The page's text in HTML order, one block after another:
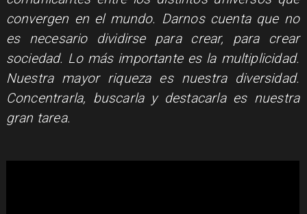
convergen en el mundo. Darnos cuenta que no
es necesario dividirse para crear, para crear
sociedad. Lo más importante es la multiplicidad.
Nuestra mayor riqueza es nuestra diversidad.
Concentrarla, buscarla y destacarla es nuestra
gran tarea.